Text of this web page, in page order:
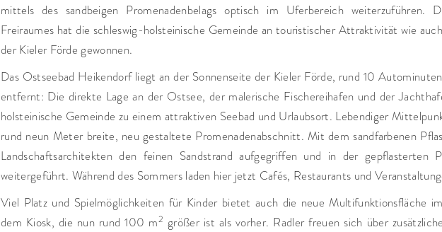
mittels des sandbeigen Promenadenbelags optisch im Uferbereich weiterzuführen.
Freiraumes hat die schleswig-holsteinische Gemeinde an touristischer Attraktivität wie
der Kieler Förde gewonnen.
Das Ostseebad Heikendorf liegt an der Sonnenseite der Kieler Förde, rund 10
entfernt: Die direkte Lage an der Ostsee, der malerische Fischereihafen und der
holsteinische Gemeinde zu einem attraktiven Seebad und Urlaubsort. Lebendiger
rund neun Meter breite, neu gestaltete Promenadenabschnitt. Mit dem sandfarbenen
Landschaftsarchitekten den feinen Sandstrand aufgegriffen und in der gepflasterten
weitergeführt. Während des Sommers laden hier jetzt Cafés, Restaurants und
Viel Platz und Spielmöglichkeiten für Kinder bietet auch die neue Multifunktionsfläche
dem Kiosk, die nun rund 100 m2 größer ist als vorher. Radler freuen sich über